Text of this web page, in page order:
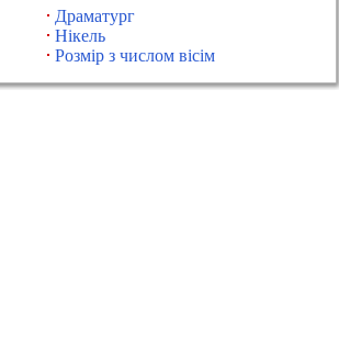
Драматург
Нікель
Розмір з числом вісім